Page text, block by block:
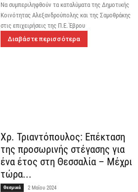
Nα συμπεριληφθούν τα καταλύματα της Δημοτικής
Κοινότητας Αλεξανδρούπολης και της Σαμοθράκης
στις επιχειρήσεις της Π.Ε. Έβρου
Διαβάστε περισσότερα
Χρ. Τριαντόπουλος: Επέκταση
της προσωρινής στέγασης για
ένα έτος στη Θεσσαλία – Μέχρι
τώρα...
Θεσμικά 2 Μαΐου 2024